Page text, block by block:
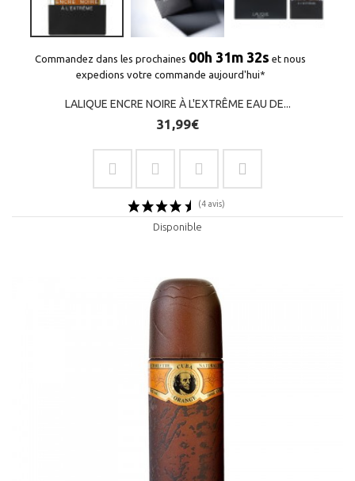
Commandez dans les prochaines 00h 31m 32s et nous
expedions votre commande aujourd'hui*
LALIQUE ENCRE NOIRE À L'EXTRÊME EAU DE...
31,99€
Disponible